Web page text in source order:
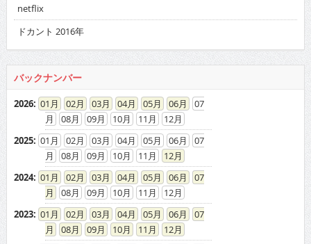
netflix
ドカント 2016年
バックナンバー
2026: 01 02 03 04 05 06
07
08
09 10 11
12
2025: 01 02 03 04 05 06
07
08
09 10 11
12
2024: 01 02 03 04 05 06
07
08
09 10 11
12
2023: 01 02 03 04 05 06
07
08
09 10 11
12